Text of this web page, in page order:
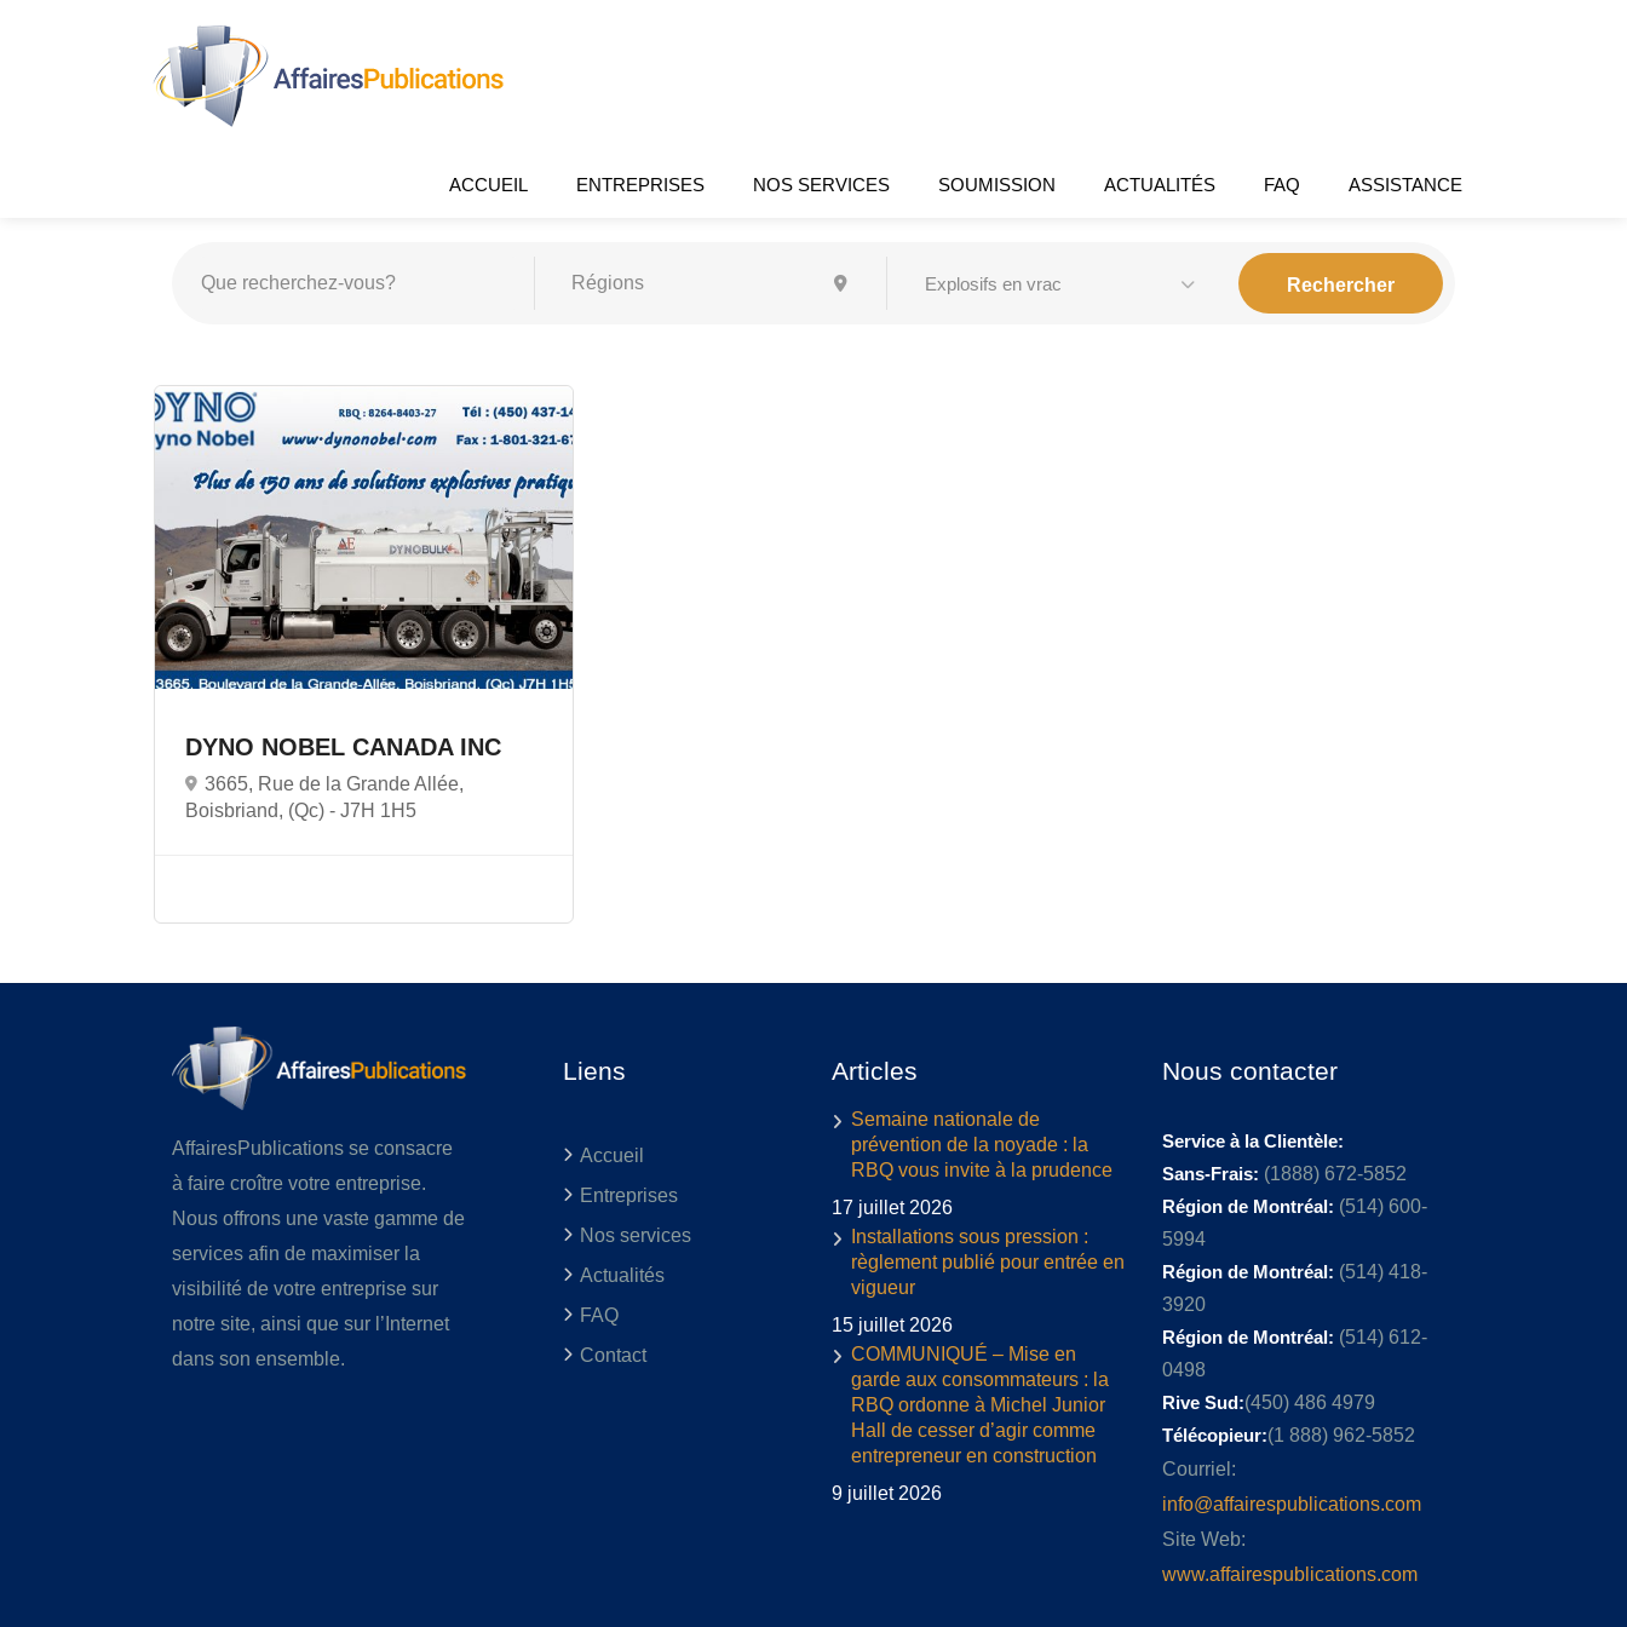
ACCUEIL ENTREPRISES NOS SERVICES SOUMISSION ACTUALITÉS FAQ ASSISTANCE
Explosifs en vrac
DYNO NOBEL CANADA INC
3665, Rue de la Grande Allée,
Boisbriand, (Qc) - J7H 1H5
AffairesPublications se consacre
à faire croître votre entreprise.
Nous offrons une vaste gamme de
services afin de maximiser la
visibilité de votre entreprise sur
notre site, ainsi que sur l’Internet
dans son ensemble.
Liens
Accueil
Entreprises
Nos services
Actualités
FAQ
Contact
Articles
Semaine nationale de
prévention de la noyade : la
RBQ vous invite à la prudence
17 juillet 2026
Installations sous pression :
règlement publié pour entrée en
vigueur
15 juillet 2026
COMMUNIQUÉ – Mise en
garde aux consommateurs : la
RBQ ordonne à Michel Junior
Hall de cesser d’agir comme
entrepreneur en construction
9 juillet 2026
Nous contacter
Service à la Clientèle:
Sans-Frais: (1888) 672-5852
Région de Montréal: (514) 600-
5994
Région de Montréal: (514) 418-
3920
Région de Montréal: (514) 612-
0498
Rive Sud:(450) 486 4979
Télécopieur:(1 888) 962-5852
Courriel:
info@affairespublications.com
Site Web:
www.affairespublications.com